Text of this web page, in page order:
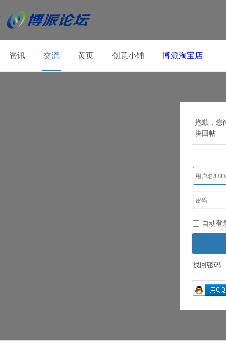
资讯 交流 黄页 创意小铺 博派淘宝店
抱歉，您
块回帖
自动登
找回密码